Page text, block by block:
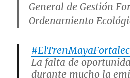
General de Gestión
Ordenamiento
La falta de
durante mucho la